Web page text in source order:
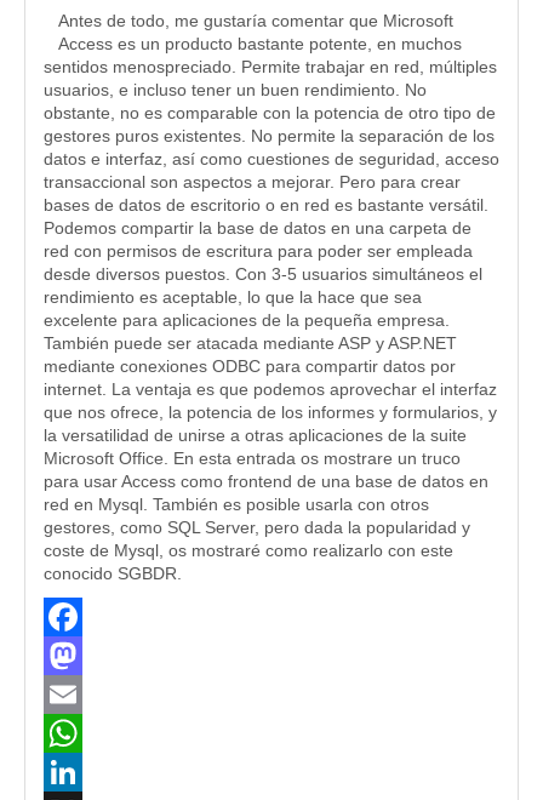
Antes de todo, me gustaría comentar que Microsoft
Access es un producto bastante potente, en muchos
sentidos menospreciado. Permite trabajar en red, múltiples
usuarios, e incluso tener un buen rendimiento. No
obstante, no es comparable con la potencia de otro tipo de
gestores puros existentes. No permite la separación de los
datos e interfaz, así como cuestiones de seguridad, acceso
transaccional son aspectos a mejorar. Pero para crear
bases de datos de escritorio o en red es bastante versátil.
Podemos compartir la base de datos en una carpeta de
red con permisos de escritura para poder ser empleada
desde diversos puestos. Con 3-5 usuarios simultáneos el
rendimiento es aceptable, lo que la hace que sea
excelente para aplicaciones de la pequeña empresa.
También puede ser atacada mediante ASP y ASP.NET
mediante conexiones ODBC para compartir datos por
internet. La ventaja es que podemos aprovechar el interfaz
que nos ofrece, la potencia de los informes y formularios, y
la versatilidad de unirse a otras aplicaciones de la suite
Microsoft Office. En esta entrada os mostrare un truco
para usar Access como frontend de una base de datos en
red en Mysql. También es posible usarla con otros
gestores, como SQL Server, pero dada la popularidad y
coste de Mysql, os mostraré como realizarlo con este
conocido SGBDR.
Facebook
Mastodon
Email
WhatsApp